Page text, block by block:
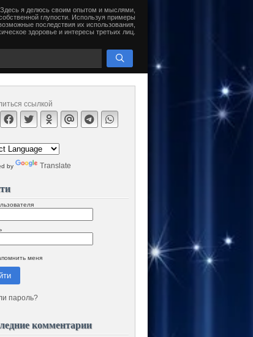
Здесь я делюсь своим опытом и мыслями,
глупости. Используя примеры
последствия их использования,
здоровье и интересы третьих лиц.
ссылкой
by Translate
меня
пароль?
комментарии